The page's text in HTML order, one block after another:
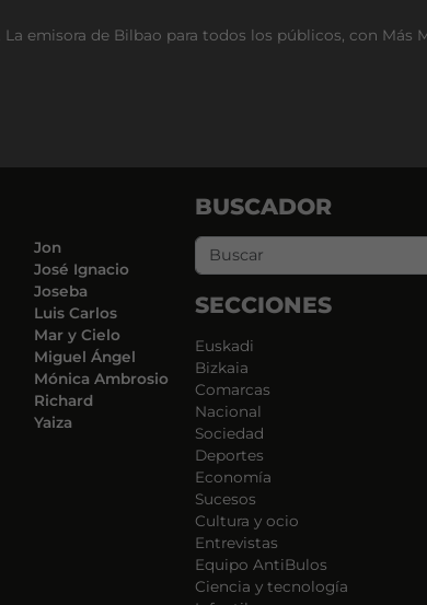
La emisora de Bilbao para todos los públicos, con Más
Jon
José Ignacio
Joseba
Luis Carlos
Mar y Cielo
Miguel Ángel
Mónica Ambrosio
Richard
Yaiza
BUSCADOR
SECCIONES
Euskadi
Bizkaia
Comarcas
Nacional
Sociedad
Deportes
Economía
Sucesos
Cultura y ocio
Entrevistas
Equipo AntiBulos
Ciencia y tecnología